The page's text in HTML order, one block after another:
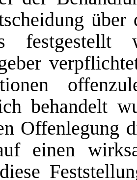
behandelt
Offenlegung
einen